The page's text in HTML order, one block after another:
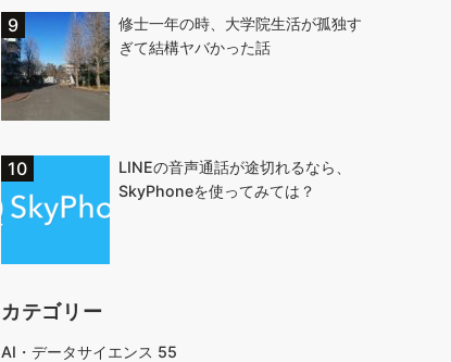
修士一年の時、大学院生活が孤独す
ぎて結構ヤバかった話
LINEの音声通話が途切れるなら、
SkyPhoneを使ってみては？
カテゴリー
AI・データサイエンス 55